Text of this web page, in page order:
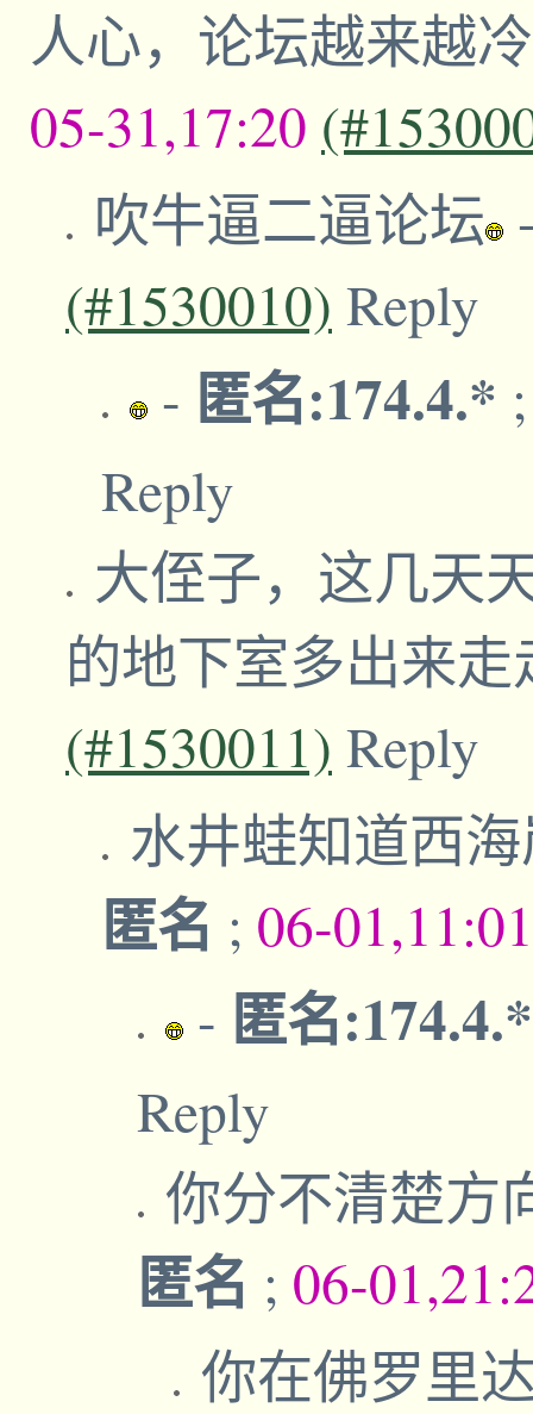
人心，论坛越来越
05-31,17:20
吹牛逼二逼论坛
(#1530010) Reply
- 匿名:174.4.*
Reply
大侄子，这几天
的地下室多出来
(#1530011) Reply
水井蛙知道西
匿名 ; 06-
- 匿名
Reply
你分不清楚方
匿名 ; 06-
你在佛罗里